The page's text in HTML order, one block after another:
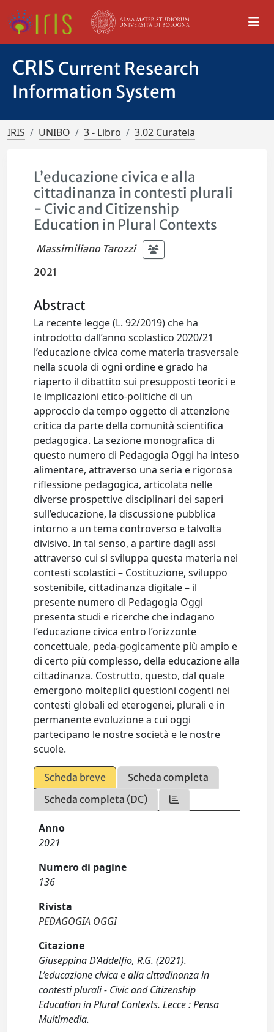
CRIS Current Research
Information System
IRIS UNIBO 3 - Libro 3.02 Curatela
L’educazione civica e alla
cittadinanza in contesti plurali
- Civic and Citizenship
Education in Plural Contexts
Massimiliano Tarozzi
2021
Abstract
La recente legge (L. 92/2019) che ha
introdotto dall’anno scolastico 2020/21
l’educazione civica come materia trasversale
nella scuola di ogni ordine e grado ha
riaperto il dibattito sui presupposti teorici e
le implicazioni etico-politiche di un
approccio da tempo oggetto di attenzione
critica da parte della comunità scientifica
pedagogica. La sezione monografica di
questo numero di Pedagogia Oggi ha inteso
alimentare, attraverso una seria e rigorosa
riflessione pedagogica, articolata nelle
diverse prospettive disciplinari dei saperi
sull’educazione, la discussione pubblica
intorno a un tema controverso e talvolta
divisivo. In tal senso, a partire dagli assi
attraverso cui si sviluppa questa materia nei
contesti scolastici – Costituzione, sviluppo
sostenibile, cittadinanza digitale – il
presente numero di Pedagogia Oggi
presenta studi e ricerche che indagano
l’educazione civica entro l’orizzonte
concettuale, peda-gogicamente più ampio e
di certo più complesso, della educazione alla
cittadinanza. Costrutto, questo, dal quale
emergono molteplici questioni cogenti nei
contesti globali ed eterogenei, plurali e in
permanente evoluzione a cui oggi
partecipano le nostre società e le nostre
scuole.
Scheda breve
Scheda completa
Scheda completa (DC)
Anno
2021
Numero di pagine
136
Rivista
PEDAGOGIA OGGI
Citazione
Giuseppina D’Addelfio, R.G. (2021).
L’educazione civica e alla cittadinanza in
contesti plurali - Civic and Citizenship
Education in Plural Contexts. Lecce : Pensa
Multimedia.